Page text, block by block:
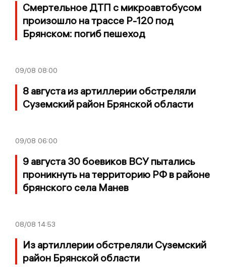
Смертельное ДТП с микроавтобусом
произошло на трассе Р-120 под
Брянском: погиб пешеход
09/08 08:00
8 августа из артиллерии обстреляли
Суземский район Брянской области
09/08 06:00
9 августа 30 боевиков ВСУ пытались
проникнуть на территорию РФ в районе
брянского села Манев
08/08 14:53
Из артиллерии обстреляли Суземский
район Брянской области